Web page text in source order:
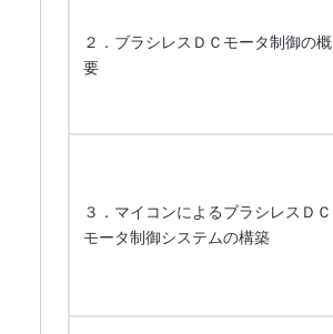
２．ブラシレスＤＣモータ制御の概
要
３．マイコンによるブラシレスＤＣ
モータ制御システムの構築